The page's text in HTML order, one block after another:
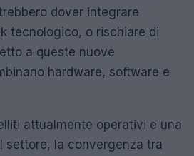
dover integrare
tecnologico, o rischiare di
a queste nuove
hardware, software e
attualmente operativi e una
settore, la convergenza tra